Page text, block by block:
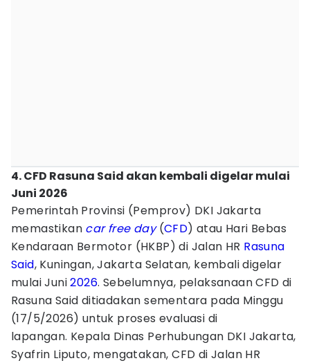
4. CFD Rasuna Said akan kembali digelar mulai
Juni 2026
Pemerintah Provinsi (Pemprov) DKI Jakarta
memastikan car free day(CFD) atau Hari Bebas
Kendaraan Bermotor (HKBP) di Jalan HR Rasuna
Said, Kuningan, Jakarta Selatan, kembali digelar
mulai Juni2026. Sebelumnya, pelaksanaan CFD di
Rasuna Said ditiadakan sementara pada Minggu
(17/5/2026) untuk proses evaluasi di
lapangan. Kepala Dinas Perhubungan DKI Jakarta,
Syafrin Liputo, mengatakan, CFD di Jalan HR